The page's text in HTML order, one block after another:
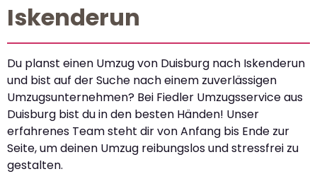
Iskenderun
Du planst einen Umzug von Duisburg nach Iskenderun
und bist auf der Suche nach einem zuverlässigen
Umzugsunternehmen? Bei Fiedler Umzugsservice aus
Duisburg bist du in den besten Händen! Unser
erfahrenes Team steht dir von Anfang bis Ende zur
Seite, um deinen Umzug reibungslos und stressfrei zu
gestalten.